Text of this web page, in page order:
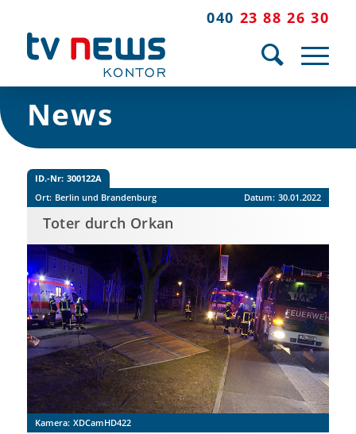
040 23 88 26 30
News
ID.-Nr: 300122A
Ort: Berlin und Brandenburg Datum: 30.01.2022
Toter durch Orkan
Kamera: XDCamHD422